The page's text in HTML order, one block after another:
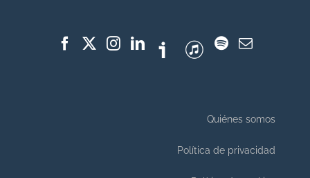
Quiénes somos
Política de privacidad